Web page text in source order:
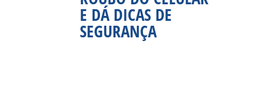
E DÁ DICAS DE
SEGURANÇA